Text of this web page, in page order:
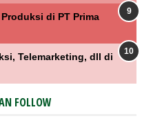
di PT Prima
Telemarketing, dll di
FOLLOW